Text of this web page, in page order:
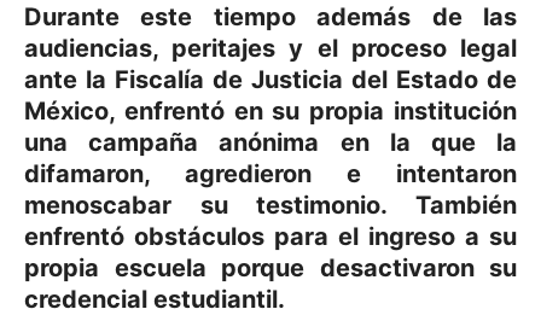
Durante este tiempo además de las
audiencias, peritajes y el proceso legal
ante la Fiscalía de Justicia del Estado de
México, enfrentó en su propia institución
una campaña anónima en la que la
difamaron, agredieron e intentaron
menoscabar su testimonio. También
enfrentó obstáculos para el ingreso a su
propia escuela porque desactivaron su
credencial estudiantil.